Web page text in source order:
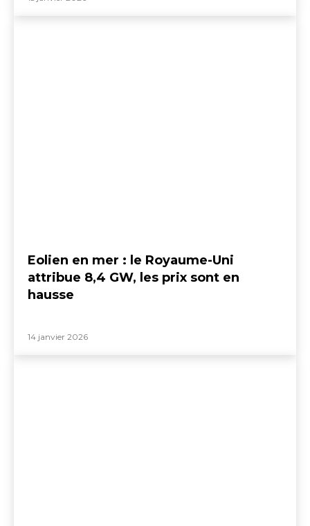
Eolien en mer : le Royaume-Uni
attribue 8,4 GW, les prix sont en
hausse
14 janvier 2026